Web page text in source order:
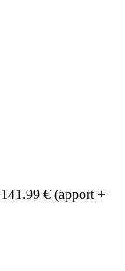
€ (apport +